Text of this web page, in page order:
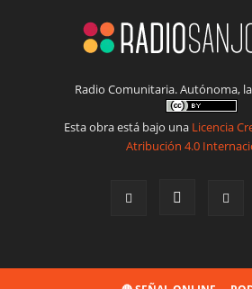
Radio Comunitaria. Autónoma,
Esta obra está bajo una Licencia
Atribución 4.0